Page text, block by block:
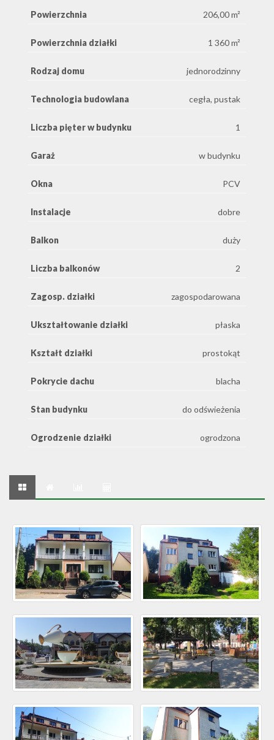
Powierzchnia 206,00 m²
Powierzchnia działki 1 360 m²
Rodzaj domu jednorodzinny
Technologia budowlana cegła, pustak
Liczba pięter w budynku 1
Garaż w budynku
Okna PCV
Instalacje dobre
Balkon duży
Liczba balkonów 2
Zagosp. działki zagospodarowana
Ukształtowanie działki płaska
Kształt działki prostokąt
Pokrycie dachu blacha
Stan budynku do odświeżenia
Ogrodzenie działki ogrodzona